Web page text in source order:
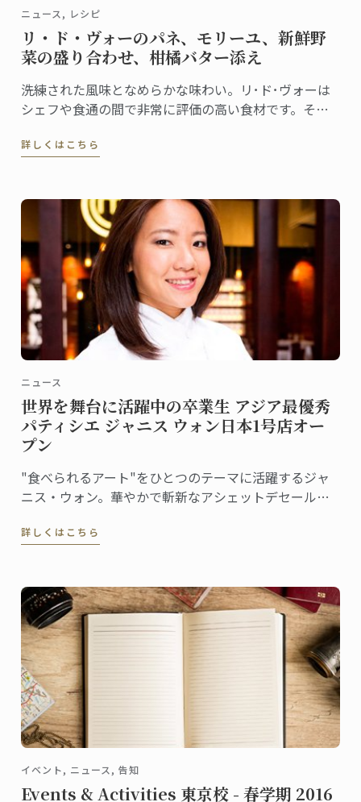
ニュース, レシピ
リ・ド・ヴォーのパネ、モリーユ、新鮮野
菜の盛り合わせ、柑橘バター添え
洗練された風味となめらかな味わい。リ･ド･ヴォーは
シェフや食通の間で非常に評価の高い食材です。その
トを。ぱりっとした野菜で食感にもバリエーションを
詳しくはこちら
ニュース
世界を舞台に活躍中の卒業生 アジア最優秀
パティシエ ジャニス ウォン日本1号店オー
プン
"食べられるアート"をひとつのテーマに活躍するジャ
ニス・ウォン。華やかで斬新なアシェットデセール
ます。
詳しくはこちら
イベント, ニュース, 告知
Events & Activities 東京校 - 春学期 2016